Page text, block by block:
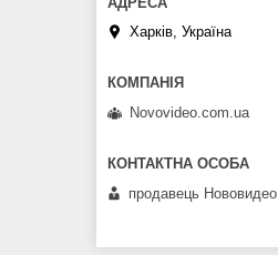
Харків, Україна
Novovideo.com.ua
продавець Нововидео